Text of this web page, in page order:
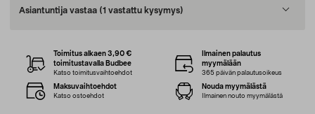
Asiantuntija vastaa (1 vastattu kysymys)
Toimitus alkaen 3,90 €
toimitustavalla Budbee
Katso toimitusvaihtoehdot
Ilmainen palautus
myymälään
365 päivän palautusoikeus
Maksuvaihtoehdot
Katso ostoehdot
Nouda myymälästä
Ilmainen nouto myymälästä